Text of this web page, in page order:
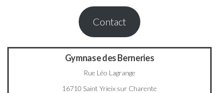
Contact
Gymnase des Berneries
Rue Léo Lagrange
16710 Saint Yrieix sur Charente